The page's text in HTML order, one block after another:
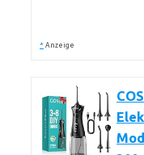
* Anzeige